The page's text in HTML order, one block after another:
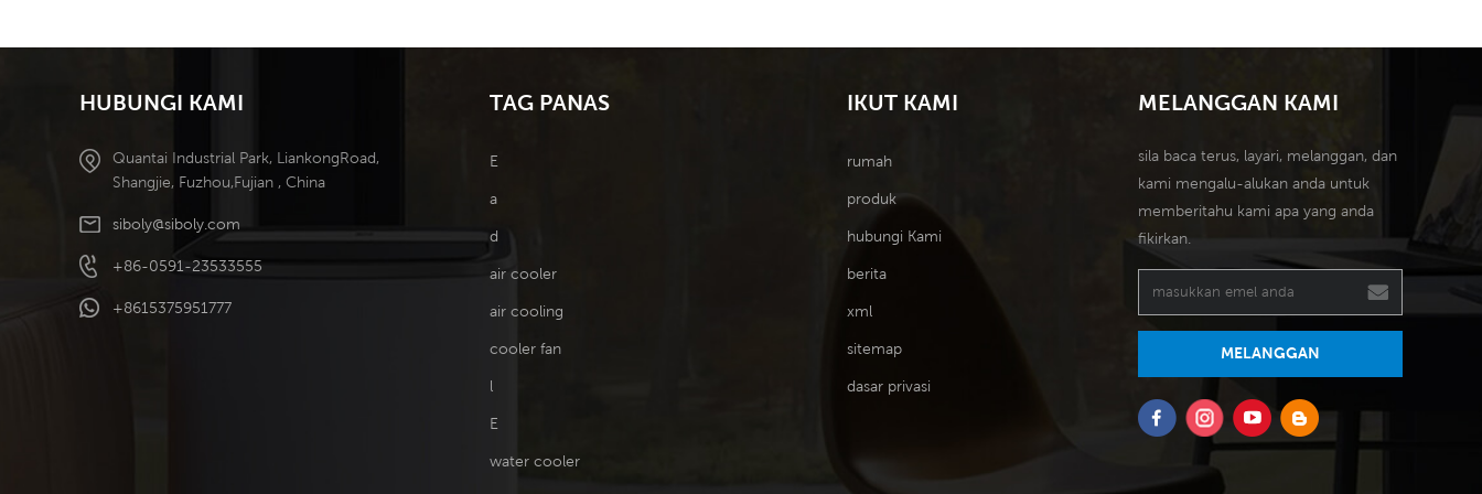
Penyejukan
HUBUNGI KAMI
Quantai Industrial Park, LiankongRoad,
Shangjie, Fuzhou,Fujian , China
siboly@siboly.com
+86-0591-23533555
+8615375951777
TAG PANAS
E
a
d
air cooler
air cooling
cooler fan
l
E
water cooler
IKUT KAMI
rumah
produk
hubungi Kami
berita
xml
sitemap
dasar privasi
MELANGGAN KAMI
sila baca terus, layari, melanggan, dan
kami mengalu-alukan anda untuk
memberitahu kami apa yang anda
fikirkan.
MELANGGAN